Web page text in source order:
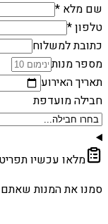
שם מלא *
טלפון *
כתובת למשלוח
מספר מנות
תאריך האירוע
חבילה מועדפת
מלאו עכשיו
סמנו את המנות שאתם